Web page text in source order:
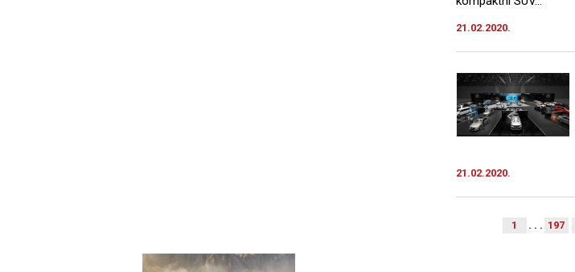
21.02.2020.
21.02.2020.
1 . . . 197